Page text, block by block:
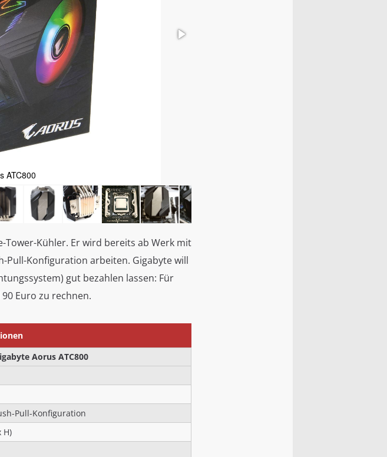
ATC800
Tower-Kühler. Er wird bereits ab Werk mit
Pull-Konfiguration arbeiten. Gigabyte will
gut bezahlen lassen: Für
Euro zu rechnen.
Aorus ATC800
Pull-Konfiguration
H)